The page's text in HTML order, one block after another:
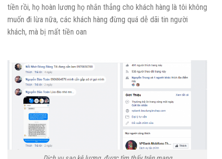
tiền rồi, họ hoàn lương họ nhắn thẳng cho khách hàng là tôi không
muốn đi lừa nữa, các khách hàng đừng quá dễ dãi tin người
khách, mà bị mất tiền oan